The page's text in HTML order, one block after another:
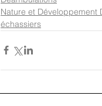
Nature et Développement
échassiers